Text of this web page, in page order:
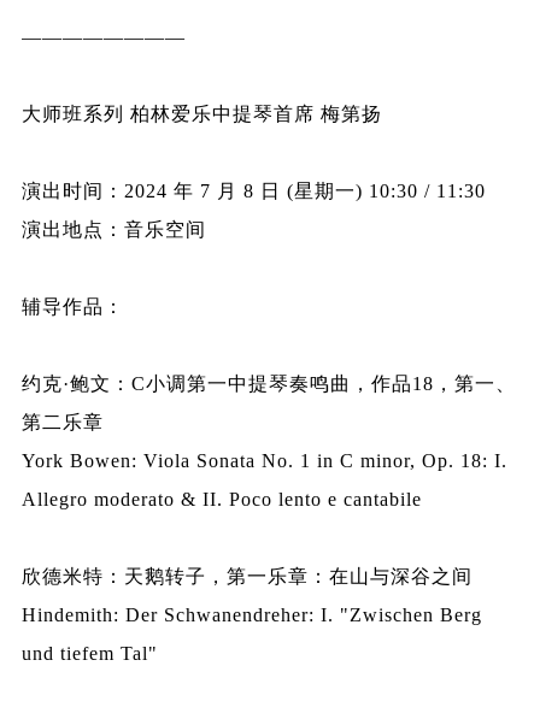
————————
大师班系列 柏林爱乐中提琴首席 梅第扬
演出时间：2024 年 7 月 8 日 (星期一) 10:30 / 11:30
演出地点：音乐空间
辅导作品：
约克·鲍文：C小调第一中提琴奏鸣曲，作品18，第一、
第二乐章
York Bowen: Viola Sonata No. 1 in C minor, Op. 18: I.
Allegro moderato & II. Poco lento e cantabile
欣德米特：天鹅转子，第一乐章：在山与深谷之间
Hindemith: Der Schwanendreher: I. "Zwischen Berg
und tiefem Tal"